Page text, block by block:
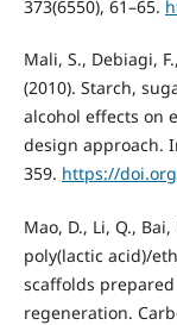
373(6550), 61–65.
Mali, S., Debiagi,
(2010). Starch,
alcohol effects on
design approach.
359. https://
Mao, D., Li, Q.,
poly(lactic acid)/
scaffolds
regeneration.